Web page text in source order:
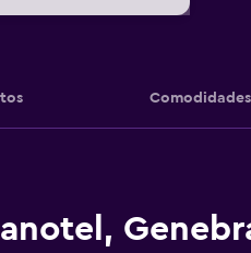
Comodidades